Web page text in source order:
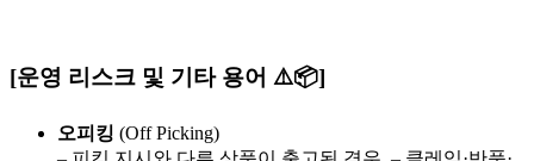
[운영 리스크 및 기타 용어 ⚠️📦]
오피킹 (Off Picking)